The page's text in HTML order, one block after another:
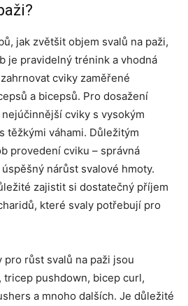
jak zvětšit objem svalů na paži,
je pravidelný trénink a vhodná
cviky zaměřené
a bicepsů. Pro dosažení
cviky s vysokým
těžkými váhami. Důležitým
provedení cviku – správná
nárůst svalové hmoty.
zajistit si dostatečný příjem
které svaly potřebují pro
růst svalů na paži jsou
tricep pushdown, bicep curl,
a mnoho dalších. Je důležité